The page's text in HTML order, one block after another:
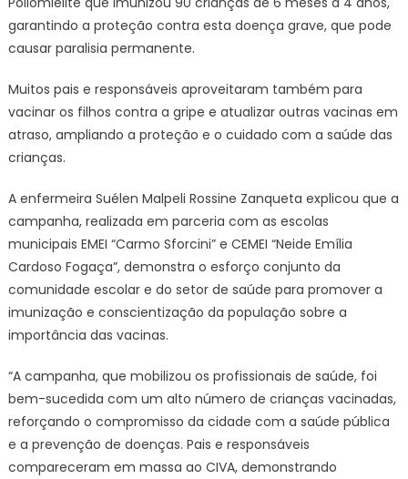
garantindo a proteção contra esta doença grave, que pode
causar paralisia permanente.
Muitos pais e responsáveis aproveitaram também para
vacinar os filhos contra a gripe e atualizar outras vacinas em
atraso, ampliando a proteção e o cuidado com a saúde das
crianças.
A enfermeira Suélen Malpeli Rossine Zanqueta explicou que a
campanha, realizada em parceria com as escolas
municipais EMEI “Carmo Sforcini” e CEMEI “Neide Emília
Cardoso Fogaça”, demonstra o esforço conjunto da
comunidade escolar e do setor de saúde para promover a
imunização e conscientização da população sobre a
importância das vacinas.
“A campanha, que mobilizou os profissionais de saúde, foi
bem-sucedida com um alto número de crianças vacinadas,
reforçando o compromisso da cidade com a saúde pública
e a prevenção de doenças. Pais e responsáveis
compareceram em massa ao CIVA, demonstrando